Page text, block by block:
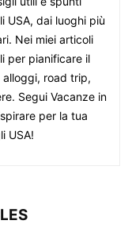
USA, dai luoghi più
Nei miei articoli
per pianificare il
road trip,
Segui Vacanze in
per la tua
USA!